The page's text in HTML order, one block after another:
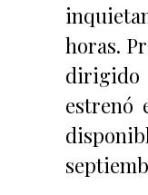
horas.
estrenó